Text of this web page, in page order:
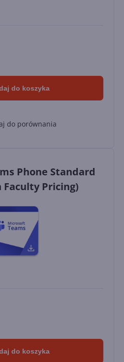
do koszyka
do porównania
Phone Standard
Faculty Pricing)
do koszyka